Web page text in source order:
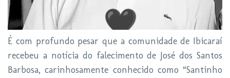
É com profundo pesar que a comunidade de Ibicaraí
recebeu a notícia do falecimento de José dos Santos
Barbosa, carinhosamente conhecido como “Santinho